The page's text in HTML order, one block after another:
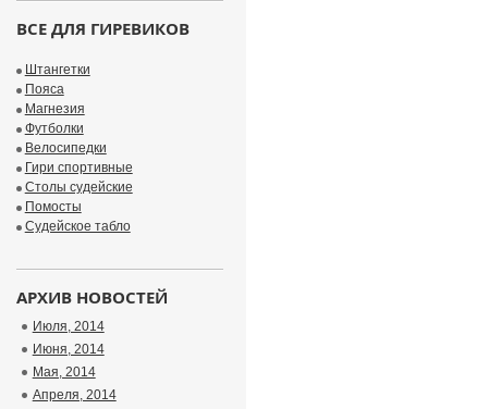
ВСЕ ДЛЯ ГИРЕВИКОВ
Штангетки
Пояса
Магнезия
Футболки
Велосипедки
Гири спортивные
Столы судейские
Помосты
Судейское табло
АРХИВ НОВОСТЕЙ
Июля, 2014
Июня, 2014
Мая, 2014
Апреля, 2014